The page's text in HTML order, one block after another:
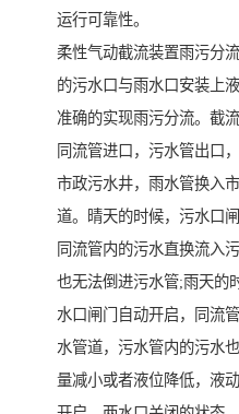
运行可靠性。
柔性气动截流装置雨污分
的污水口与雨水口安装上
准确的实现雨污分流。截
同流管进口，污水管出口
市政污水井，雨水管换入
道。晴天的时候，污水口
同流管内的污水直换流入
也无法倒进污水管;雨天的
水口闸门自动开启，同流
水管道，污水管内的污水
量减小或者液位降低，液